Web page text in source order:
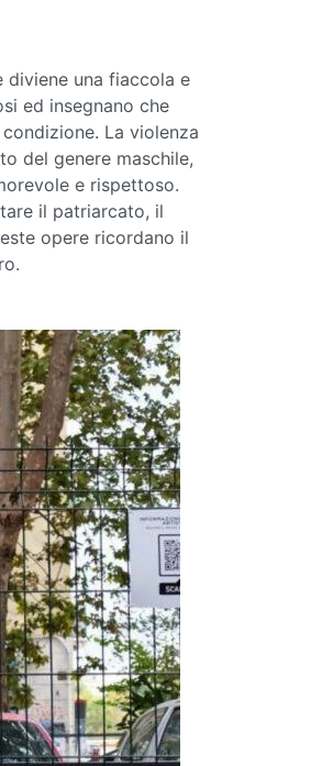
diviene una fiaccola e
ed insegnano che
La violenza
del genere maschile,
e rispettoso.
il patriarcato, il
opere ricordano il